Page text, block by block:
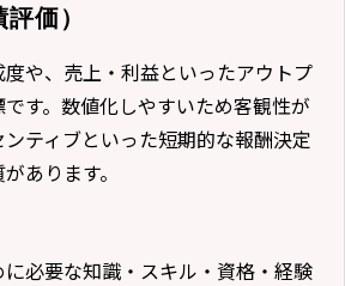
価）
や、売上・利益といったアウトプ
す。数値化しやすいため客観性が
ティブといった短期的な報酬決定
あります。
必要な知識・スキル・資格・経験